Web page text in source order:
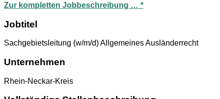
Zur kompletten Jobbeschreibung … *
Jobtitel
Sachgebietsleitung (w/m/d) Allgemeines Ausländerrecht
Unternehmen
Rhein-Neckar-Kreis